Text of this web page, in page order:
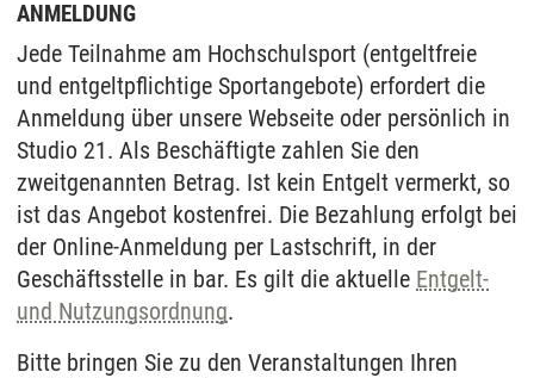
ANMELDUNG
Jede Teilnahme am Hochschulsport (entgeltfreie
und entgeltpflichtige Sportangebote) erfordert die
Anmeldung über unsere Webseite oder persönlich in
Studio 21. Als Beschäftigte zahlen Sie den
zweitgenannten Betrag. Ist kein Entgelt vermerkt, so
ist das Angebot kostenfrei. Die Bezahlung erfolgt bei
der Online-Anmeldung per Lastschrift, in der
Geschäftsstelle in bar. Es gilt die aktuelle Entgelt-
und Nutzungsordnung.
Bitte bringen Sie zu den Veranstaltungen Ihren